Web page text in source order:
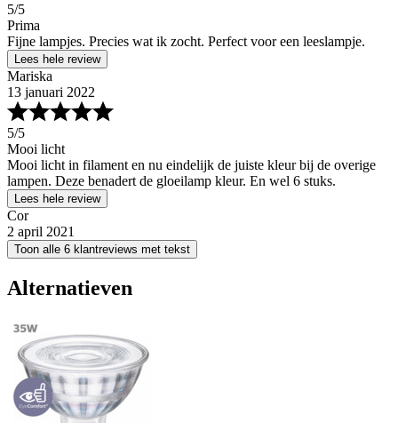
5/5
Prima
Fijne lampjes. Precies wat ik zocht. Perfect voor een leeslampje.
Lees hele review
Mariska
13 januari 2022
5/5
Mooi licht
Mooi licht in filament en nu eindelijk de juiste kleur bij de overige
lampen. Deze benadert de gloeilamp kleur. En wel 6 stuks.
Lees hele review
Cor
2 april 2021
Toon alle 6 klantreviews met tekst
Alternatieven